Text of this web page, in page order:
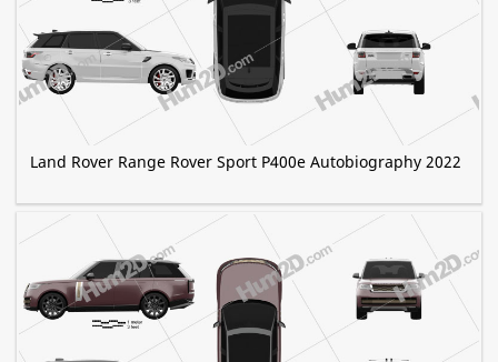
Land Rover Range Rover Sport P400e Autobiography 2022